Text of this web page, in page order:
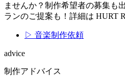
ませんか？制作希望者の募集も
ランのご提案も！詳細は HURT
▷ 音楽制作依頼
advice
制作アドバイス